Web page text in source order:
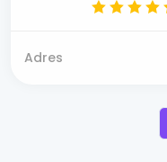
Adres